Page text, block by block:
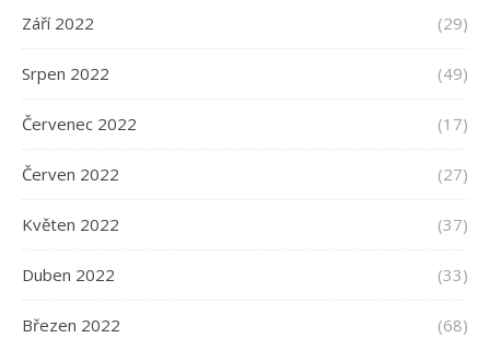
Září 2022 (29)
Srpen 2022 (49)
Červenec 2022 (17)
Červen 2022 (27)
Květen 2022 (37)
Duben 2022 (33)
Březen 2022 (68)